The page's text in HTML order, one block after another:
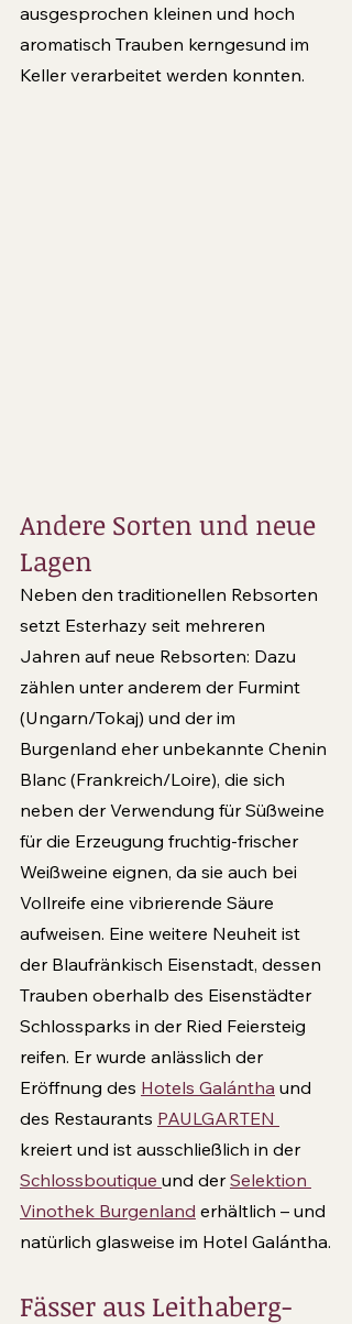
ausgesprochen klei­nen und hoch
aromatisch Trauben kerngesund im
Keller verarbeitet werden konnten.
Andere Sorten und neue
Lagen
Neben den traditionellen Rebsorten
setzt Esterhazy seit mehreren
Jahren auf neue Rebsorten: Dazu
zählen unter anderem der Furmint
(Ungarn/Tokaj) und der im
Burgenland eher unbekannte Chenin
Blanc (Frankreich/Loire), die sich
neben der Verwendung für Süßweine
für die Erzeugung fruchtig-frischer
Weißweine eignen, da sie auch bei
Vollreife eine vibrierende Säure
aufweisen. Eine weitere Neuheit ist
der Blaufränkisch Eisen­stadt, dessen
Trauben oberhalb des Eisenstädter
Schlossparks in der Ried Feiersteig
reifen. Er wur­de anlässlich der
Eröffnung des Hotels Galántha und
des Restaurants PAULGARTEN
kreiert und ist ausschließlich in der
Schlossboutique und der Selektion
Vinothek Burgenland erhältlich – und
natürlich glasweise im Hotel Galántha.
Fässer aus Leithaberg-